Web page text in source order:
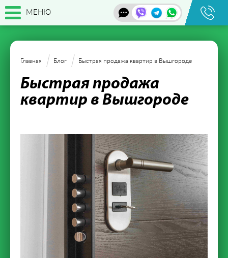
МЕНЮ
Главная Блог Быстрая продажа квартир в Вышгороде
Быстрая продажа
квартир в Вышгороде